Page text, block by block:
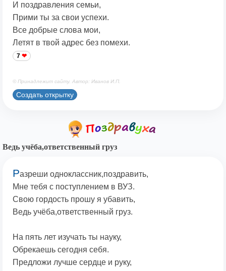
И поздравления семьи,
Прими ты за свои успехи.
Все добрые слова мои,
Летят в твой адрес без помехи.
7
© Принадлежит сайту. Автор: Иванов И.П.
Создать открытку
Ведь учёба,ответственный груз
Разреши одноклассник,поздравить,
Мне тебя с поступлением в ВУЗ.
Свою гордость прошу я убавить,
Ведь учёба,ответственный груз.
На пять лет изучать ты науку,
Обрекаешь сегодня себя.
Предложи лучше сердце и руку,